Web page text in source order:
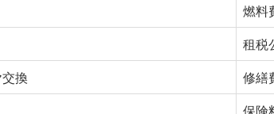
燃料
租税
換
修繕
保険